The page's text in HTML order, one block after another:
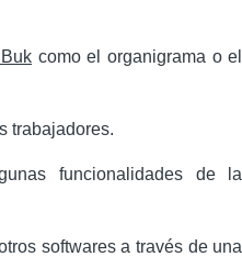
como el organigrama o el
trabajadores.
funcionalidades de la
softwares a través de una